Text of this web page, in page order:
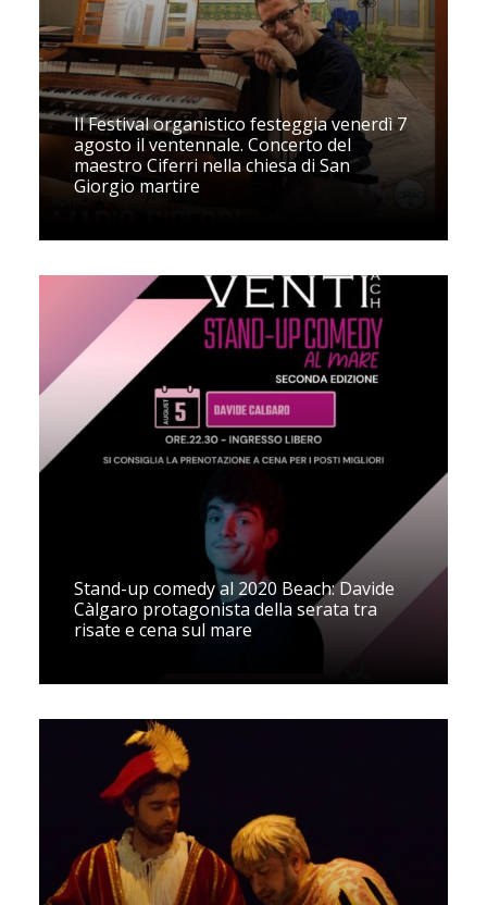
Il Festival organistico festeggia venerdì 7
agosto il ventennale. Concerto del
maestro Ciferri nella chiesa di San
Giorgio martire
Stand-up comedy al 2020 Beach: Davide
Càlgaro protagonista della serata tra
risate e cena sul mare